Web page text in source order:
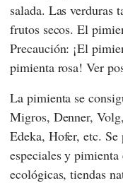
salada. Las verduras
frutos secos. El
Precaución: ¡El
pimienta rosa! Ver
La pimienta se
Migros, Denner,Volg,
Edeka, Hofer, etc. Se
especiales y
ecológicas, tiendas